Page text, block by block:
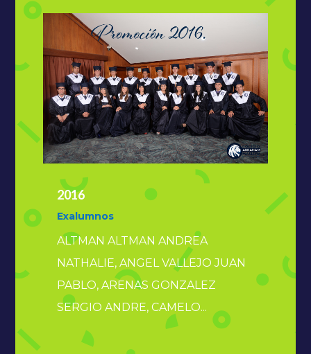
2016
Exalumnos
ALTMAN ALTMAN ANDREA
NATHALIE, ANGEL VALLEJO JUAN
PABLO, ARENAS GONZALEZ
SERGIO ANDRE, CAMELO...